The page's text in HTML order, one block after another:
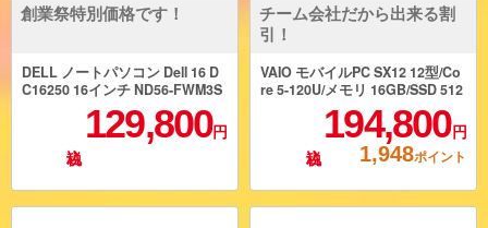
創業祭特別価格です！
DELL ノートパソコン Dell 16 D
C16250 16インチ ND56-FWM3S
129,800円
チーム会社だから出来る割
引！
VAIO モバイルPC SX12 12型/Co
re 5-120U/メモリ 16GB/SSD 512
GB/Windows 11 Pro/Ofiice無
し）/ファインブラック VJS1279
194,800 円
1,948ポイント